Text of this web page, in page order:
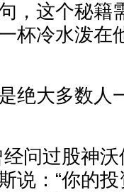
，这个秘籍
杯冷水泼在
绝大多数人
问过股神
说：“你的